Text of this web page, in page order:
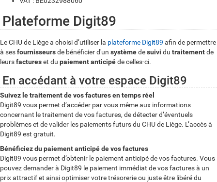
Plateforme Digit89
Le CHU de Liège a choisi d’utiliser la plateforme Digit89 afin de permettre
à sesfournisseursde bénéficier d'un systèmedesuivi du traitementde
leursfactureset du paiement anticipéde celles-ci.
En accédant à votre espace Digit89
Suivez le traitement de vos factures en temps réel
Digit89 vous permet d’accéder par vous même aux informations
concernant le traitement de vos factures, de détecter d’éventuels
problèmes et de valider les paiements futurs du CHU de Liège. L’accès à
Digit89 est gratuit.
Bénéficiez du paiement anticipé de vos factures
Digit89 vous permet d’obtenir le paiement anticipé de vos factures. Vous
pouvez demander à Digit89 le paiement immédiat de vos factures à un
prix attractif et ainsi optimiser votre trésorerie ou juste être libéré du